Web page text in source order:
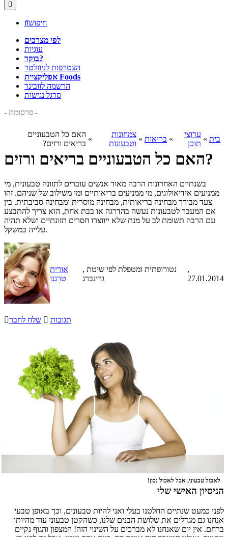

חיפוש
לפי מצרכים
עוגיות
בוקר?
הצטרפות לניוזלטר
אפליקציית Foods
הרשמה לוובינר
סרגל נגישות
- פרסומת -
בית »
ערוצי
תוכן
» בריאות »
צמחונות
וטבעונות
»
האם כל הטבעוניים
בריאים ורזים?
האם כל הטבעוניים בריאים ורזים?
בשנתיים האחרונות הרבה מאוד אנשים עוברים לתזונה טבעונית, מי
ממניעים אידיאולוגים, מי ממניעים בריאותיים ומי משילוב של שניהם. זהו
צעד מבורך מבחינה בריאותית, מבחינה מוסרית ומבחינה סביבתית. בין
אם המעבר לטבעונות נעשה בהדרגה או בבת אחת, הוא צריך להתבצע
עם הרבה תשומת לב על מנת שלא ייווצרו חסרים תזונתיים ושלא תהיה
עלייה במשקל.
אורית
טרגנו
, נטורופתית ומטפלת לפי שיטת
גרינברג
,
27.01.2014
שלח לחבר  תגובות
לאכול טבעוני, אבל לאכול נכון!
הניסיון האישי שלי
לפני כמעט שנתיים החלטנו בעלי ואני להיות טבעונים, וכך באופן טבעי
אנחנו גם מגדלים את שלושת הבנים שלנו, כשהקטן טבעוני עוד מהיותו
ברחם. אין יום שאנחנו לא מברכים על השינוי הזה! המצפון והגוף נקיים